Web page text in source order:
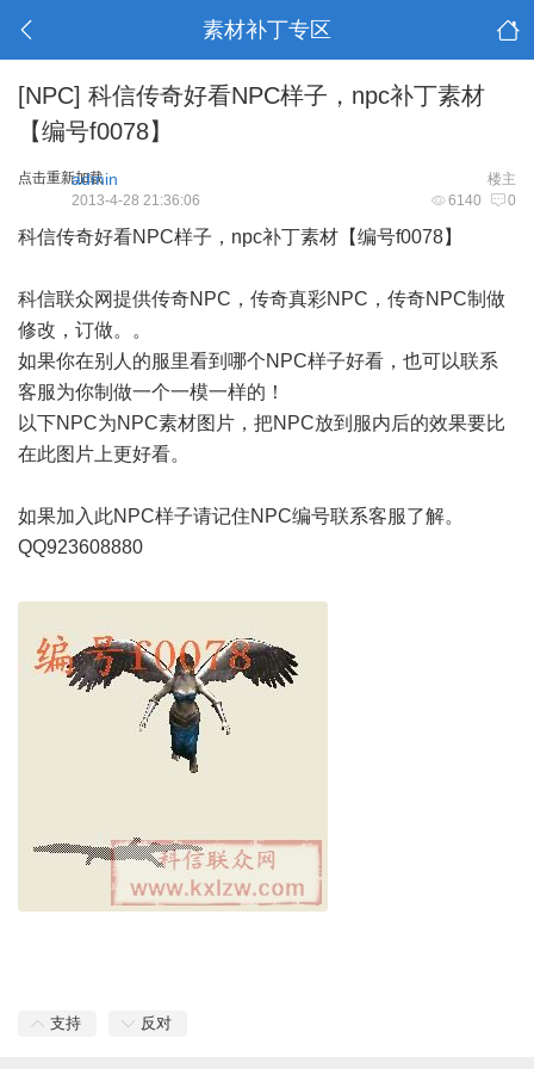
素材补丁专区
[NPC] 科信传奇好看NPC样子，npc补丁素材
【编号f0078】
点击重新加载 楼主
admin
6140 0
2013-4-28 21:36:06
科信传奇好看NPC样子，npc补丁素材【编号f0078】
科信联众网提供传奇NPC，传奇真彩NPC，传奇NPC制做
修改，订做。。
如果你在别人的服里看到哪个NPC样子好看，也可以联系
客服为你制做一个一模一样的！
以下NPC为NPC素材图片，把NPC放到服内后的效果要比
在此图片上更好看。
如果加入此NPC样子请记住NPC编号联系客服了解。
QQ923608880
支持 反对